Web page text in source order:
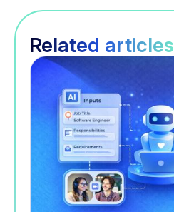
Related articles
Recrutement